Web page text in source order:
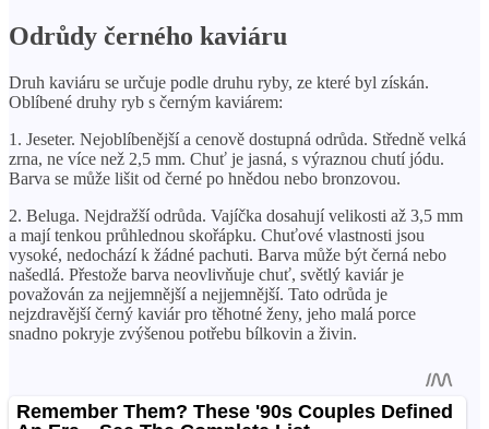
Odrůdy černého kaviáru
Druh kaviáru se určuje podle druhu ryby, ze které byl získán.
Oblíbené druhy ryb s černým kaviárem:
1. Jeseter. Nejoblíbenější a cenově dostupná odrůda. Středně velká
zrna, ne více než 2,5 mm. Chuť je jasná, s výraznou chutí jódu.
Barva se může lišit od černé po hnědou nebo bronzovou.
2. Beluga. Nejdražší odrůda. Vajíčka dosahují velikosti až 3,5 mm
a mají tenkou průhlednou skořápku. Chuťové vlastnosti jsou
vysoké, nedochází k žádné pachuti. Barva může být černá nebo
našedlá. Přestože barva neovlivňuje chuť, světlý kaviár je
považován za nejjemnější a nejjemnější. Tato odrůda je
nejzdravější černý kaviár pro těhotné ženy, jeho malá porce
snadno pokryje zvýšenou potřebu bílkovin a živin.